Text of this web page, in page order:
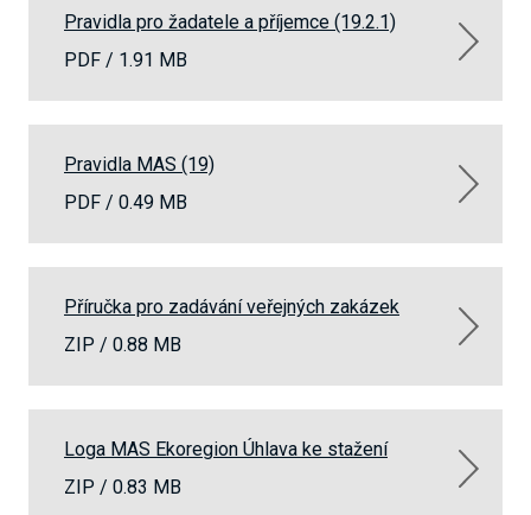
Pravidla pro žadatele a příjemce (19.2.1)
PDF / 1.91 MB
Pravidla MAS (19)
PDF / 0.49 MB
Příručka pro zadávání veřejných zakázek
ZIP / 0.88 MB
Loga MAS Ekoregion Úhlava ke stažení
ZIP / 0.83 MB